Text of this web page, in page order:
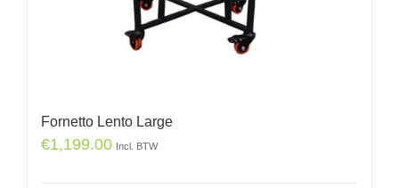
Fornetto Lento Large
€1,199.00 Incl. BTW